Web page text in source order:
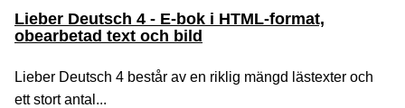
Lieber Deutsch 4 - E-bok i HTML-format,
obearbetad text och bild
Lieber Deutsch 4 består av en riklig mängd lästexter och
ett stort antal...